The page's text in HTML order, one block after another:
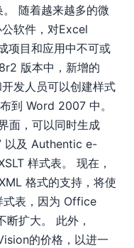
随着越来越多的微
软件，对Excel
项目和应用中不可或
版本中，新增的
发人员可以创建样式
到 Word 2007 中。
面，可以同时生成
以及 Authentic e-
样式表。 现在，
格式的支持，将使
式表，因为 Office
扩大。 此外，
的价格，以进一